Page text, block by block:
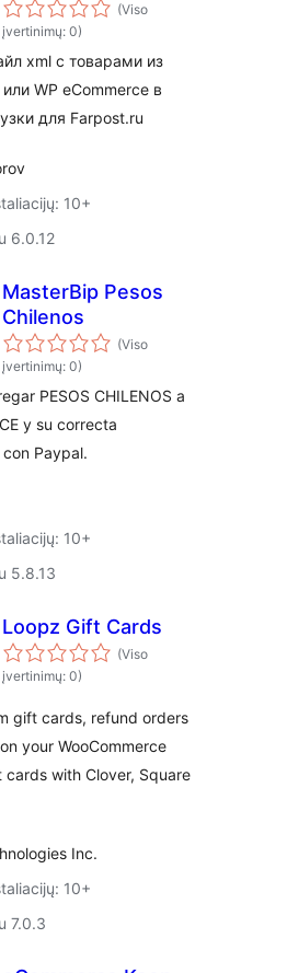
(Viso
įvertinimų: 0)
xml с товарами из
WP eCommerce в
для Farpost.ru
10+
6.0.12
MasterBip Pesos
Chilenos
(Viso
įvertinimų: 0)
PESOS CHILENOS a
y su correcta
Paypal.
10+
5.8.13
Loopz Gift Cards
(Viso
įvertinimų: 0)
gift cards, refund orders
your WooCommerce
with Clover, Square
Inc.
10+
7.0.3